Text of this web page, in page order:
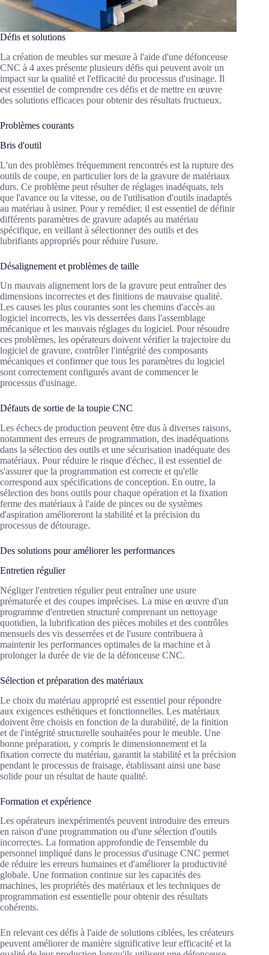
Défis et solutions
La création de meubles sur mesure à l'aide d'une défonceuse
CNC à 4 axes présente plusieurs défis qui peuvent avoir un
impact sur la qualité et l'efficacité du processus d'usinage. Il
est essentiel de comprendre ces défis et de mettre en œuvre
des solutions efficaces pour obtenir des résultats fructueux.
Problèmes courants
Bris d'outil
L'un des problèmes fréquemment rencontrés est la rupture des
outils de coupe, en particulier lors de la gravure de matériaux
durs. Ce problème peut résulter de réglages inadéquats, tels
que l'avance ou la vitesse, ou de l'utilisation d'outils inadaptés
au matériau à usiner. Pour y remédier, il est essentiel de définir
différents paramètres de gravure adaptés au matériau
spécifique, en veillant à sélectionner des outils et des
lubrifiants appropriés pour réduire l'usure.
Désalignement et problèmes de taille
Un mauvais alignement lors de la gravure peut entraîner des
dimensions incorrectes et des finitions de mauvaise qualité.
Les causes les plus courantes sont les chemins d'accès au
logiciel incorrects, les vis desserrées dans l'assemblage
mécanique et les mauvais réglages du logiciel. Pour résoudre
ces problèmes, les opérateurs doivent vérifier la trajectoire du
logiciel de gravure, contrôler l'intégrité des composants
mécaniques et confirmer que tous les paramètres du logiciel
sont correctement configurés avant de commencer le
processus d'usinage.
Défauts de sortie de la toupie CNC
Les échecs de production peuvent être dus à diverses raisons,
notamment des erreurs de programmation, des inadéquations
dans la sélection des outils et une sécurisation inadéquate des
matériaux. Pour réduire le risque d'échec, il est essentiel de
s'assurer que la programmation est correcte et qu'elle
correspond aux spécifications de conception. En outre, la
sélection des bons outils pour chaque opération et la fixation
ferme des matériaux à l'aide de pinces ou de systèmes
d'aspiration amélioreront la stabilité et la précision du
processus de détourage.
Des solutions pour améliorer les performances
Entretien régulier
Négliger l'entretien régulier peut entraîner une usure
prématurée et des coupes imprécises. La mise en œuvre d'un
programme d'entretien structuré comprenant un nettoyage
quotidien, la lubrification des pièces mobiles et des contrôles
mensuels des vis desserrées et de l'usure contribuera à
maintenir les performances optimales de la machine et à
prolonger la durée de vie de la défonceuse CNC.
Sélection et préparation des matériaux
Le choix du matériau approprié est essentiel pour répondre
aux exigences esthétiques et fonctionnelles. Les matériaux
doivent être choisis en fonction de la durabilité, de la finition
et de l'intégrité structurelle souhaitées pour le meuble. Une
bonne préparation, y compris le dimensionnement et la
fixation correcte du matériau, garantit la stabilité et la précision
pendant le processus de fraisage, établissant ainsi une base
solide pour un résultat de haute qualité.
Formation et expérience
Les opérateurs inexpérimentés peuvent introduire des erreurs
en raison d'une programmation ou d'une sélection d'outils
incorrectes. La formation approfondie de l'ensemble du
personnel impliqué dans le processus d'usinage CNC permet
de réduire les erreurs humaines et d'améliorer la productivité
globale. Une formation continue sur les capacités des
machines, les propriétés des matériaux et les techniques de
programmation est essentielle pour obtenir des résultats
cohérents.
En relevant ces défis à l'aide de solutions ciblées, les créateurs
peuvent améliorer de manière significative leur efficacité et la